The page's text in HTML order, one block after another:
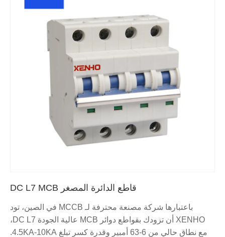
قاطع الدائرة المصغر DC L7 MCB
باعتبارها شركة مصنعة محترفة لـ MCCB في الصين، تود
XENHO أن تزودك بقواطع دوائر MCB عالية الجودة DC L7،
مع نطاق حالي من 6-63 أمبير وقدرة كسر تبلغ 4.5KA-10KA.